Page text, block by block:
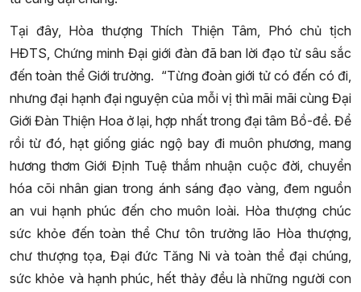
Tại đây, Hòa thượng Thích Thiện Tâm, Phó chủ tịch
HĐTS, Chứng minh Đại giới đàn đã ban lời đạo từ sâu sắc
đến toàn thể Giới trường. “Từng đoàn giới tử có đến có đi,
nhưng đại hạnh đại nguyện của mỗi vị thì mãi mãi cùng Đại
Giới Đàn Thiện Hoa ở lại, hợp nhất trong đại tâm Bồ-đề. Để
rồi từ đó, hạt giống giác ngộ bay đi muôn phương, mang
hương thơm Giới Định Tuệ thắm nhuận cuộc đời, chuyển
hóa cõi nhân gian trong ánh sáng đạo vàng, đem nguồn
an vui hạnh phúc đến cho muôn loài. Hòa thượng chúc
sức khỏe đến toàn thể Chư tôn trưởng lão Hòa thượng,
chư thượng tọa, Đại đức Tăng Ni và toàn thể đại chúng,
sức khỏe và hạnh phúc, hết thảy đều là những người con